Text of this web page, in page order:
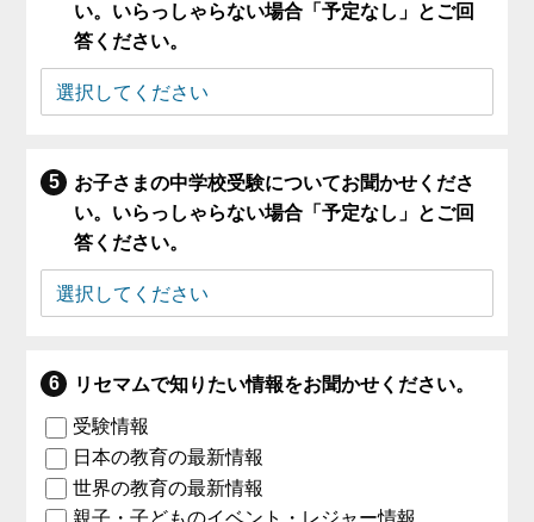
い。いらっしゃらない場合「予定なし」とご回
答ください。
お子さまの中学校受験についてお聞かせくださ
い。いらっしゃらない場合「予定なし」とご回
答ください。
リセマムで知りたい情報をお聞かせください。
受験情報
日本の教育の最新情報
世界の教育の最新情報